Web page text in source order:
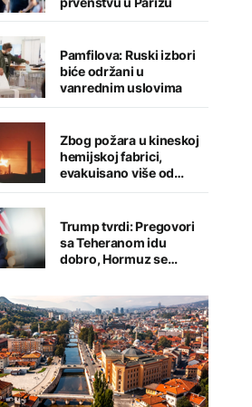
Pamfilova: Ruski izbori
biće održani u
vanrednim uslovima
Zbog požara u kineskoj
hemijskoj fabrici,
evakuisano više od
1.200 ljudi
Trump tvrdi: Pregovori
sa Teheranom idu
dobro, Hormuz se